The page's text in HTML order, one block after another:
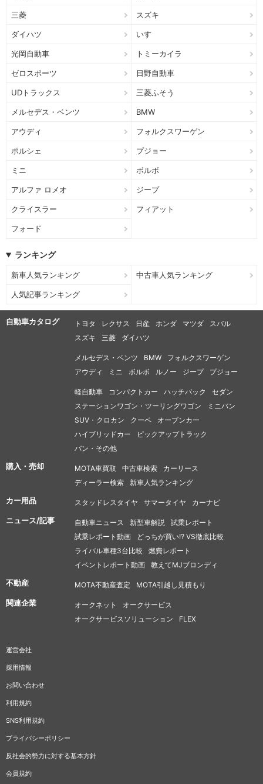
三菱 スズキ
ダイハツ いすゞ
光岡自動車 トミーカイラ
ゼロスポーツ 日野自動車
UDトラックス 三菱ふそう
メルセデス・ベンツ BMW
アウディ フォルクスワーゲン
ポルシェ プジョー
ミニ ボルボ
アルファ ロメオ ジープ
クライスラー フィアット
フォード
ランキング
新車人気ランキング 中古車人気ランキング
人気記事ランキング
自動車カタログ トヨタ レクサス 日産 ホンダ マツダ
スバル
スズキ
三菱 ダイハツ
メルセデス・ベンツ BMW
フォルクスワーゲン
アウディ
ミニ ボルボ ルノー ジープ プジョー
軽自動車 コンパクトカー ハッチバック
セダン
ステーションワゴン・ツーリングワゴン
ミニバン
SUV・クロカン
クーペ
オープンカー
ハイブリッドカー
ピックアップトラック
バン・その他
購入・売却 MOTA車買取 中古車検索
カーリース
ディーラー検索
新車人気ランキング
カー用品 スタッドレスタイヤ サマータイヤ カーナビ
ニュース/記事 自動車ニュース 新型車解説
試乗レポート
試乗レポート動画
どっちが買い!? VS徹底比較
ライバル車種3台比較
燃費レポート
イベントレポート動画
教えてMJブロンディ
不動産 MOTA不動産査定 MOTA引越し見積もり
関連企業 オークネット
オークサービス
オークサービスソリューション
FLEX
運営会社
採用情報
お問い合わせ
利用規約
SNS利用規約
プライバシーポリシー
反社会的勢力に対する基本方針
会員規約